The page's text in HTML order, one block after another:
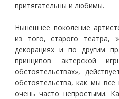
притягательны и любимы.
Нынешнее поколение
из того, старого театра,
декорациях и по другим
принципов актерской
обстоятельствах»,
обстоятельства, как мы
очень часто непростыми.